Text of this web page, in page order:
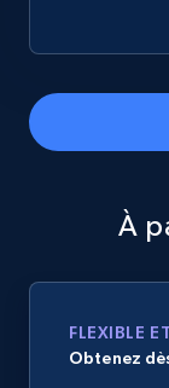
URL,
and more.
Home
URL,
Sku,
À
FLEXIBLE
Obtenez